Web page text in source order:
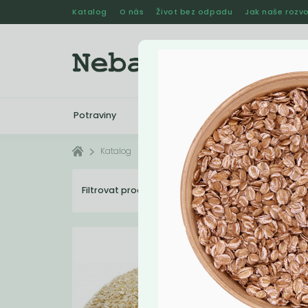
Katalog O nás Život bez odpadu Jak naše
Potraviny Kosmetika
Katalog Snídaně
Filtrovat produkty 25